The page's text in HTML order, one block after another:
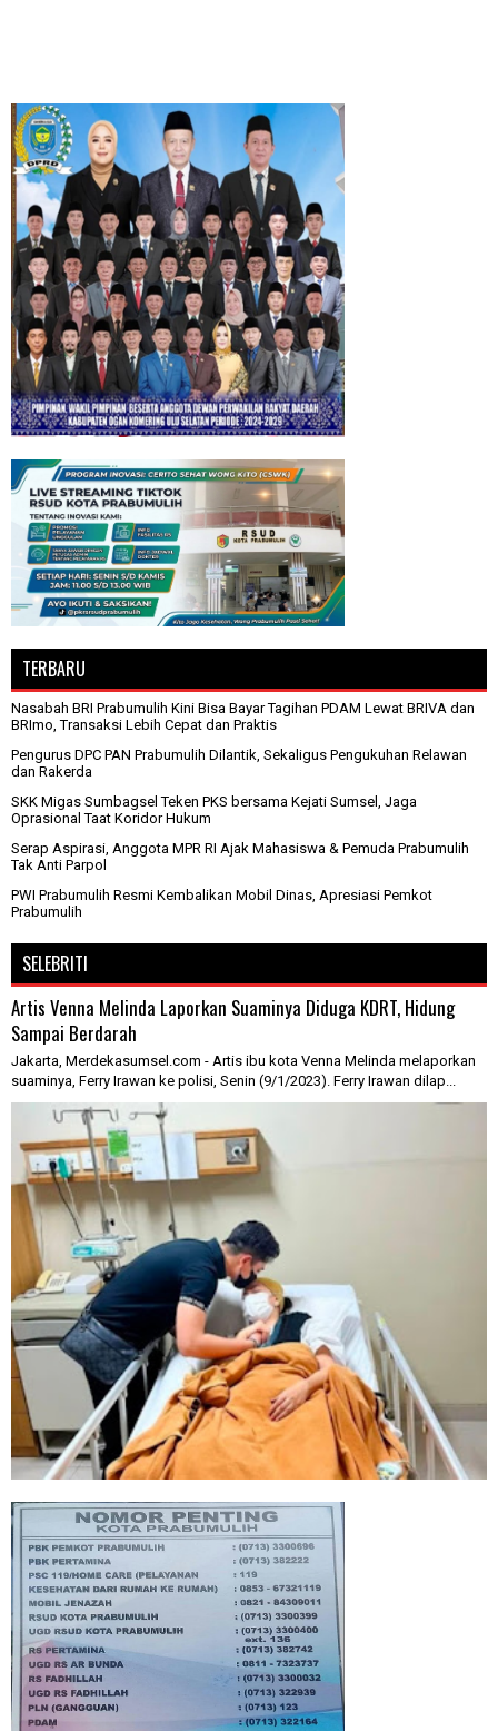
TERBARU
Nasabah BRI Prabumulih Kini Bisa Bayar Tagihan PDAM Lewat BRIVA dan
BRImo, Transaksi Lebih Cepat dan Praktis
Pengurus DPC PAN Prabumulih Dilantik, Sekaligus Pengukuhan Relawan
dan Rakerda
SKK Migas Sumbagsel Teken PKS bersama Kejati Sumsel, Jaga
Oprasional Taat Koridor Hukum
Serap Aspirasi, Anggota MPR RI Ajak Mahasiswa & Pemuda Prabumulih
Tak Anti Parpol
PWI Prabumulih Resmi Kembalikan Mobil Dinas, Apresiasi Pemkot
Prabumulih
SELEBRITI
Artis Venna Melinda Laporkan Suaminya Diduga KDRT, Hidung
Sampai Berdarah
Jakarta, Merdekasumsel.com - Artis ibu kota Venna Melinda melaporkan
suaminya, Ferry Irawan ke polisi, Senin (9/1/2023). Ferry Irawan dilap...